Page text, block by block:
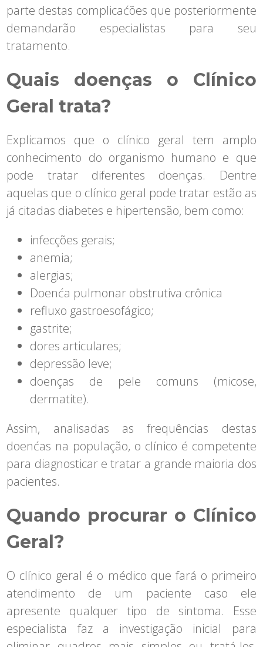
parte destas complicaćões que posteriormente
demandarão especialistas para seu
tratamento.
Quais doenças o Clínico
Geral trata?
Explicamos que o clínico geral tem amplo
conhecimento do organismo humano e que
pode tratar diferentes doenças. Dentre
aquelas que o clínico geral pode tratar estão as
já citadas diabetes e hipertensão, bem como:
infecções gerais;
anemia;
alergias;
Doenća pulmonar obstrutiva crônica
refluxo gastroesofágico;
gastrite;
dores articulares;
depressão leve;
doenças de pele comuns (micose,
dermatite).
Assim, analisadas as frequências destas
doenćas na população, o clínico é competente
para diagnosticar e tratar a grande maioria dos
pacientes.
Quando procurar o Clínico
Geral?
O clínico geral é o médico que fará o primeiro
atendimento de um paciente caso ele
apresente qualquer tipo de sintoma. Esse
especialista faz a investigação inicial para